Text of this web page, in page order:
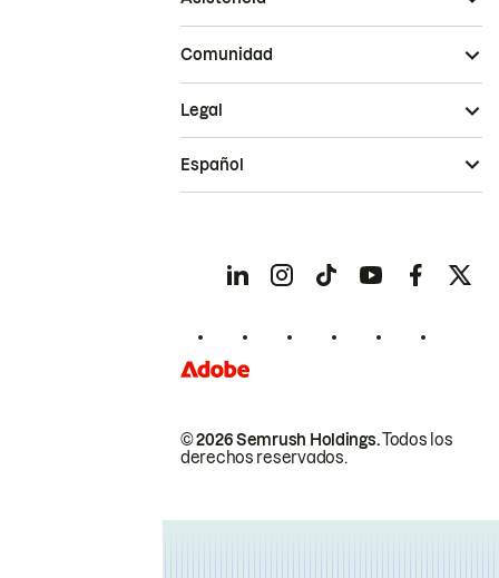
Comunidad
© 2026 Semrush Holdings.Todos los
derechos reservados.
Legal
Español